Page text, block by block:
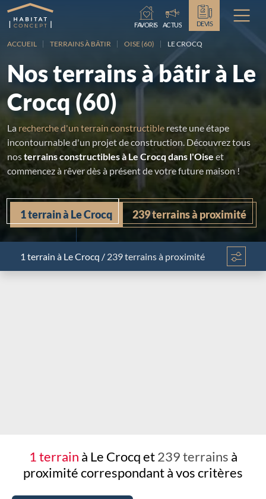
FAVORIS ACTUS DEVIS
ACCUEIL TERRAINS À BÂTIR OISE (60) LE CROCQ
Nos terrains à bâtir à Le
Crocq (60)
La recherche d'un terrain constructible reste une étape
incontournable d'un projet de construction. Découvrez tous
nosterrains constructibles à Le Crocq dans l'Oise et
commencez à rêver dès à présent de votre future maison !
1 terrain à Le Crocq 239 terrains à proximité
1 terrainà Le Crocq / 239 terrains à proximité
1 terrain à Le Crocq et239 terrains à
proximitécorrespondant à vos critères